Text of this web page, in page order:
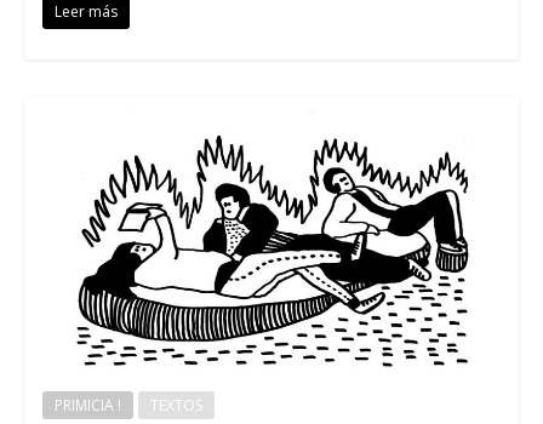
Leer más
PRIMICIA ! TEXTOS